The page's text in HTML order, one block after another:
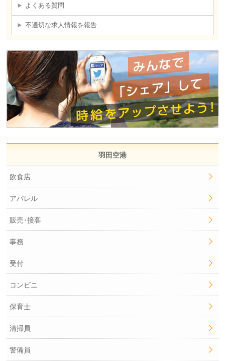
よくある質問
不適切な求人情報を報告
羽田空港
飲食店
アパレル
販売･接客
事務
受付
コンビニ
保育士
清掃員
警備員